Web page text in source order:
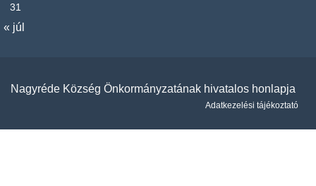
31
« júl
Nagyréde Község Önkormányzatának hivatalos honlapja
Adatkezelési tájékoztató